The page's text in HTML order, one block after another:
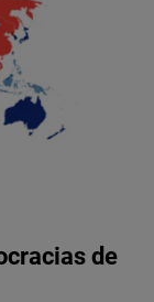
de